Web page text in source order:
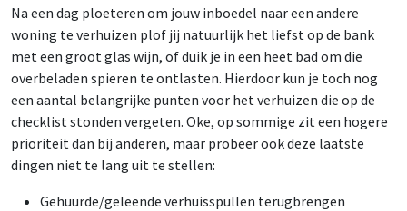
Na een dag ploeteren om jouw inboedel naar een andere
woning te verhuizen plof jij natuurlijk het liefst op de bank
met een groot glas wijn, of duik je in een heet bad om die
overbeladen spieren te ontlasten. Hierdoor kun je toch nog
een aantal belangrijke punten voor het verhuizen die op de
checklist stonden vergeten. Oke, op sommige zit een hogere
prioriteit dan bij anderen, maar probeer ook deze laatste
dingen niet te lang uit te stellen:
Gehuurde/geleende verhuisspullen terugbrengen